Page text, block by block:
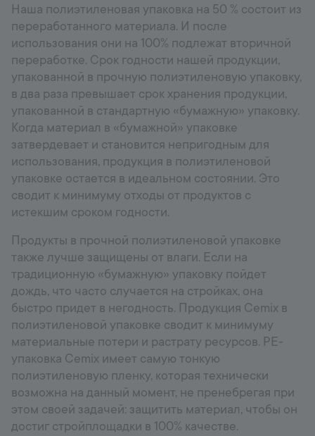
Наша полиэтиленовая упаковка на 50 % состоит из
переработанного материала. И после
использования они на 100% подлежат вторичной
переработке. Срок годности нашей продукции,
упакованной в прочную полиэтиленовую упаковку,
в два раза превышает срок хранения продукции,
упакованной в стандартную «бумажную» упаковку.
Когда материал в «бумажной» упаковке
затвердевает и становится непригодным для
использования, продукция в полиэтиленовой
упаковке остается в идеальном состоянии. Это
сводит к минимуму отходы от продуктов с
истекшим сроком годности.
Продукты в прочной полиэтиленовой упаковке
также лучше защищены от влаги. Если на
традиционную «бумажную» упаковку пойдет
дождь, что часто случается на стройках, она
быстро придет в негодность. Продукция Cemix в
полиэтиленовой упаковке сводит к минимуму
материальные потери и растрату ресурсов. PE-
упаковка Cemix имеет самую тонкую
полиэтиленовую пленку, которая технически
возможна на данный момент, не пренебрегая при
этом своей задачей: защитить материал, чтобы он
достиг стройплощадки в 100% качестве.